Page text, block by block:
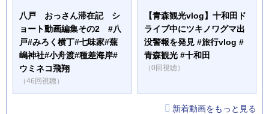
八戸 おっさん滞在記 シ
ョート動画編集その2 #八
戸#みろく横丁#七味家#蕪
嶋神社#小舟渡#種差海岸#
ウミネコ飛翔
（46回視聴）
【青森観光vlog】十和田ド
ライブ中にツキノワグマ出
没警報を発見 #旅行vlog #
青森観光 #十和田
（0回視聴）
新着動画をもっと見る